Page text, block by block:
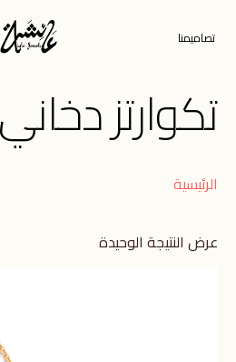
تصاميمنا
تكوارتز دخاني
الرئيسية
عرض النتيجة الوحيدة